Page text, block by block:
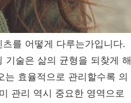
를 어떻게 다루는가입니다.
기술은 삶의 균형을 되찾게 해
효율적으로 관리할수록 의
관리 역시 중요한 영역으로